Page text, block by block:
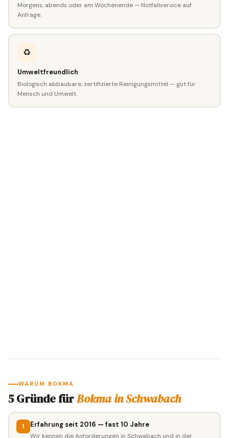
Morgens, abends oder am Wochenende — Notfallservice auf
Anfrage.
♻️
Umweltfreundlich
Biologisch abbaubare, zertifizierte Reinigungsmittel — gut für
Mensch und Umwelt.
WARUM BOKMA
5 Gründe fürBokma in Schwabach
1 Erfahrung seit 2016 — fast 10 Jahre
Wir kennen die Anforderungen in Schwabach und in der